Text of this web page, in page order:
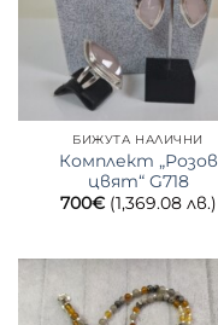
БИЖУТА НАЛИЧНИ
Комплект „Розов
цвят“ G718
700€ (1,369.08 лв.)